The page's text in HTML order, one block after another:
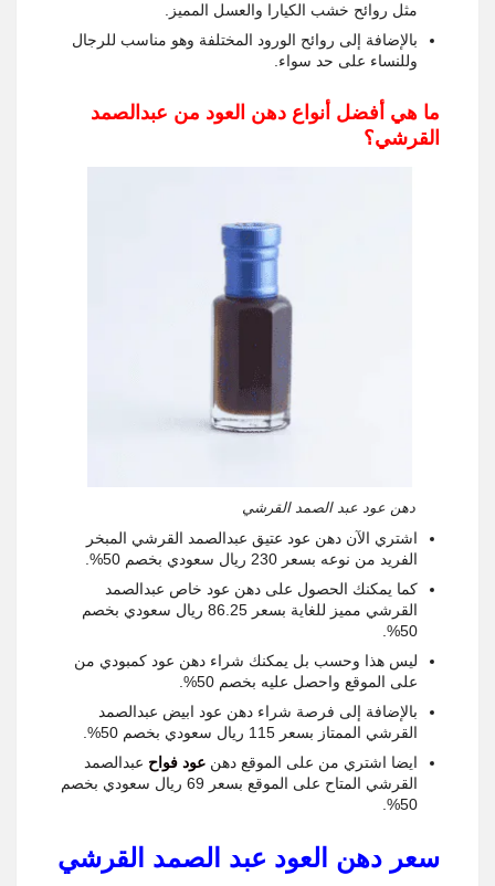
مثل روائح خشب الكيارا والعسل المميز.
بالإضافة إلى روائح الورود المختلفة وهو مناسب للرجال
وللنساء على حد سواء.
ما هي أفضل أنواع دهن العود من عبدالصمد
القرشي؟
دهن عود عبد الصمد القرشي
اشتري الآن دهن عود عتيق عبدالصمد القرشي المبخر
الفريد من نوعه بسعر 230 ريال سعودي بخصم 50%.
كما يمكنك الحصول على دهن عود خاص عبدالصمد
القرشي مميز للغاية بسعر 86.25 ريال سعودي بخصم
50%.
ليس هذا وحسب بل يمكنك شراء دهن عود كمبودي من
على الموقع واحصل عليه بخصم 50%.
بالإضافة إلى فرصة شراء دهن عود ابيض عبدالصمد
القرشي الممتاز بسعر 115 ريال سعودي بخصم 50%.
ايضا اشتري من على الموقع دهن عود فواح عبدالصمد
القرشي المتاح على الموقع بسعر 69 ريال سعودي بخصم
50%.
سعر دهن العود عبد الصمد القرشي